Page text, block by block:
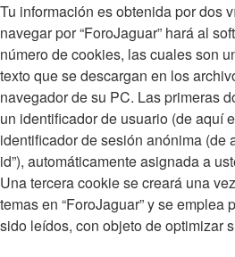
Tu información es obtenida por dos
navegar por “ForoJaguar” hará al
número de cookies, las cuales son
texto que se descargan en los
navegador de su PC. Las primeras
un identificador de usuario (de aquí
identificador de sesión anónima (de
id”), automáticamente asignada a
Una tercera cookie se creará una
temas en “ForoJaguar” y se emplea
sido leídos, con objeto de optimizar